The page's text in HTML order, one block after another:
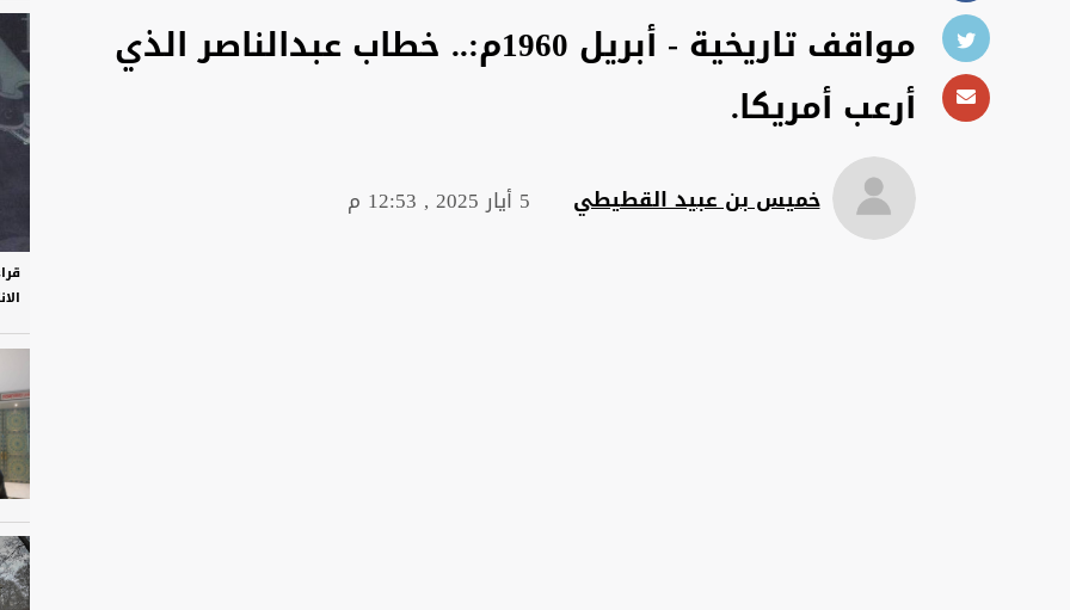
مواقف تاريخية - أبريل 1960م:.. خطاب عبدالناصر الذي
أرعب أمريكا.
خميس بن عبيد القطيطي 5 أيار 2025 , 12:53 م